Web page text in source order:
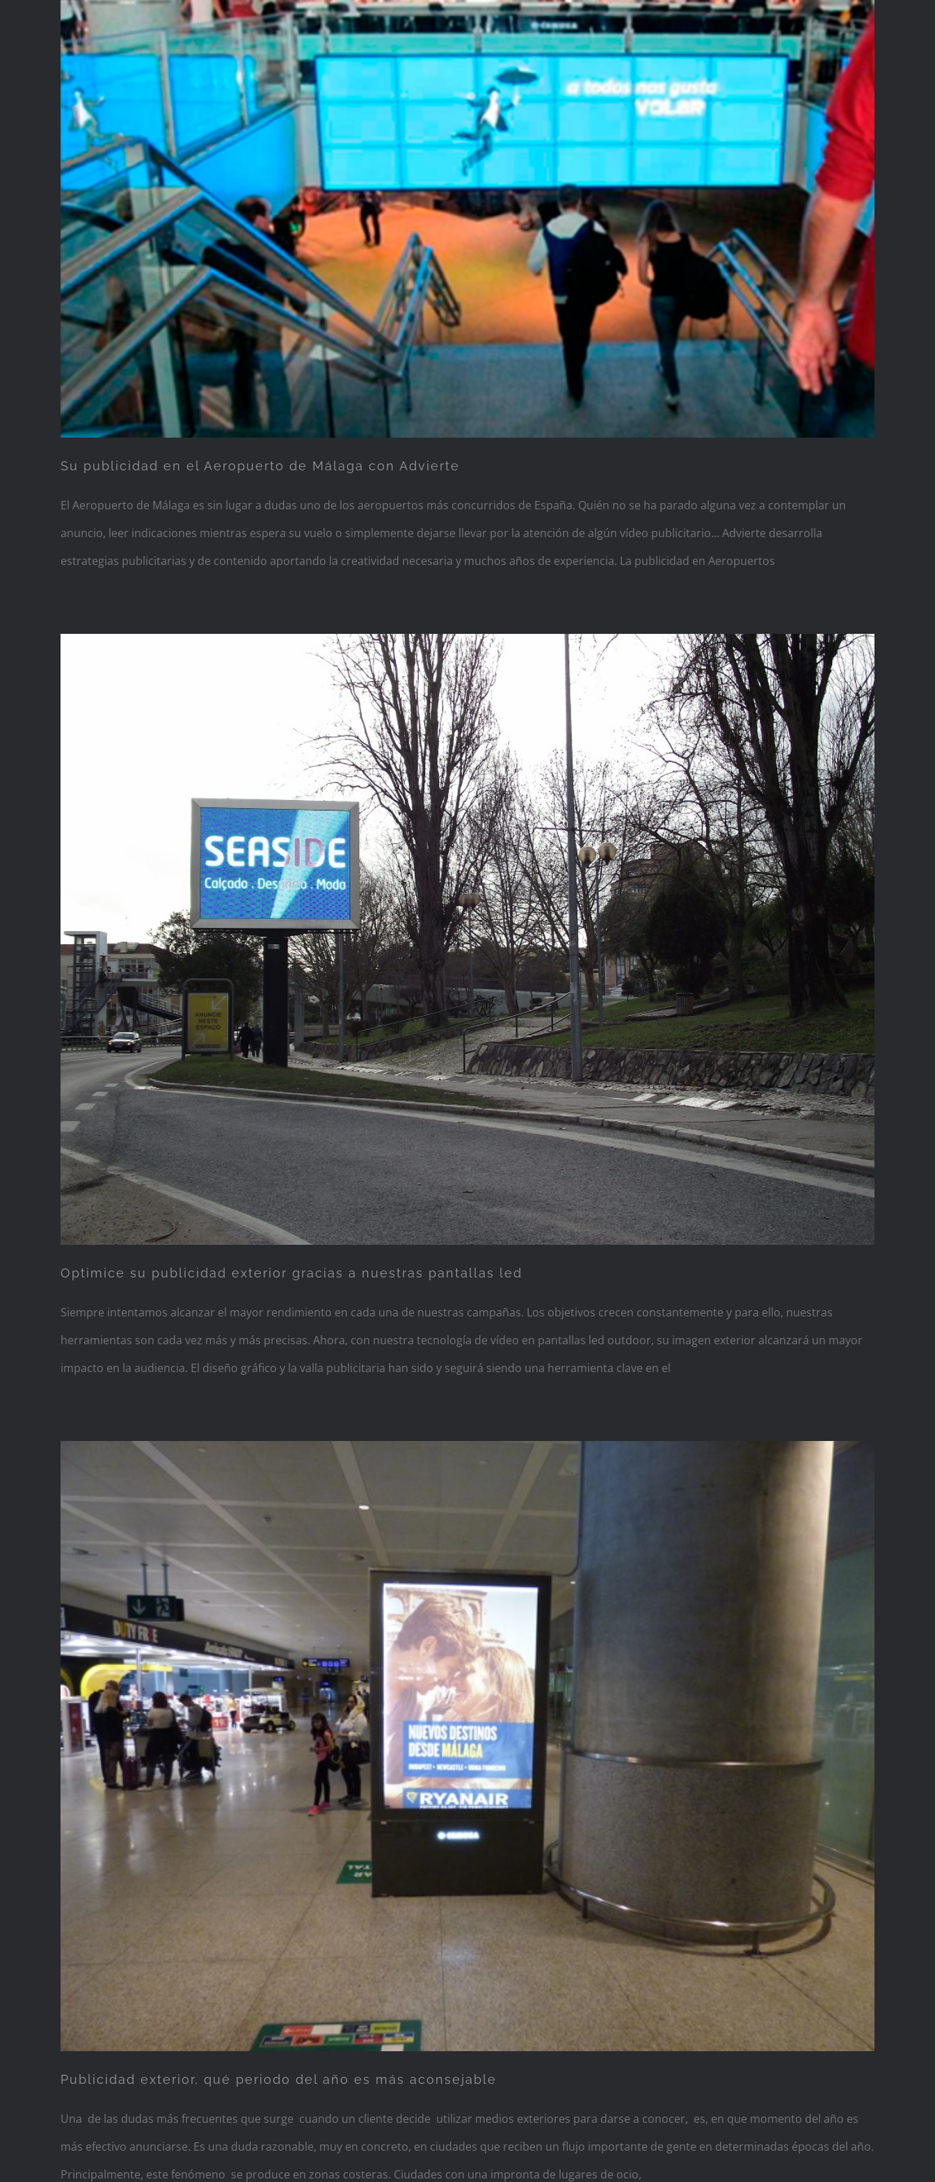
Su publicidad en el Aeropuerto de Málaga con Advierte
Su publicidad en el Aeropuerto de Málaga con Advierte
El Aeropuerto de Málaga es sin lugar a dudas uno de los aeropuertos más concurridos de España. Quién no se ha parado alguna vez a contemplar un
anuncio, leer indicaciones mientras espera su vuelo o simplemente dejarse llevar por la atención de algún vídeo publicitario… Advierte desarrolla
estrategias publicitarias y de contenido aportando la creatividad necesaria y muchos años de experiencia. La publicidad en Aeropuertos
Optimice su publicidad exterior gracias a nuestras pantallas led
Optimice su publicidad exterior gracias a nuestras pantallas led
Siempre intentamos alcanzar el mayor rendimiento en cada una de nuestras campañas. Los objetivos crecen constantemente y para ello, nuestras
herramientas son cada vez más y más precisas. Ahora, con nuestra tecnología de vídeo en pantallas led outdoor, su imagen exterior alcanzará un mayor
impacto en la audiencia. El diseño gráfico y la valla publicitaria han sido y seguirá siendo una herramienta clave en el
Publicidad exterior, qué periodo del año es más aconsejable
Publicidad exterior, qué periodo del año es más aconsejable
Una de las dudas más frecuentes que surge cuando un cliente decide utilizar medios exteriores para darse a conocer, es, en que momento del año es
más efectivo anunciarse. Es una duda razonable, muy en concreto, en ciudades que reciben un flujo importante de gente en determinadas épocas del año.
Principalmente, este fenómeno se produce en zonas costeras. Ciudades con una impronta de lugares de ocio,